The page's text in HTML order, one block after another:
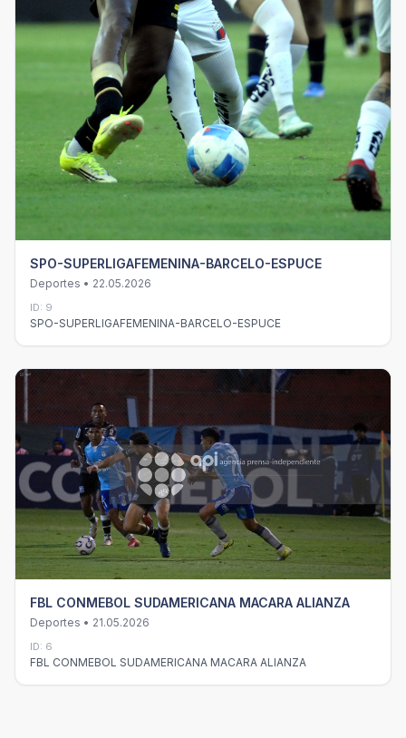
SPO-SUPERLIGAFEMENINA-BARCELO-ESPUCE
Deportes • 22.05.2026
ID: 9
SPO-SUPERLIGAFEMENINA-BARCELO-ESPUCE
FBL CONMEBOL SUDAMERICANA MACARA ALIANZA
Deportes • 21.05.2026
ID: 6
FBL CONMEBOL SUDAMERICANA MACARA ALIANZA